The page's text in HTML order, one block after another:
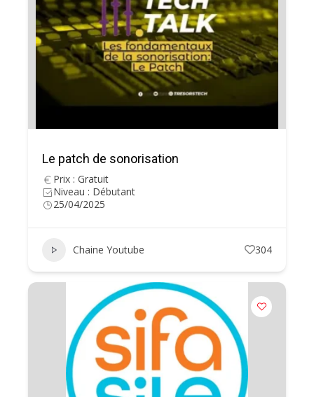
Le patch de sonorisation
Prix : Gratuit
Niveau : Débutant
25/04/2025
Chaine Youtube 304